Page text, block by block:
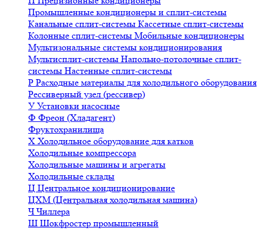
Промышленные кондиционеры и сплит-системы
Канальные сплит-системы Кассетные сплит-системы
Колонные сплит-системы Мобильные кондиционеры
Мультизональные системы кондиционирования
Мультисплит-системы Напольно-потолочные сплит-
системы Настенные сплит-системы
Р Расходные материалы для холодильного оборудования
Рессиверный узел (рессивер)
У Установки насосные
Ф Фреон (Хладагент)
Фруктохранилища
Х Холодильное оборудование для катков
Холодильные компрессора
Холодильные машины и агрегаты
Холодильные склады
Ц Центральное кондиционирование
ЦХМ (Центральная холодильная машина)
ЧЧиллера
Ш Шокфростер промышленный